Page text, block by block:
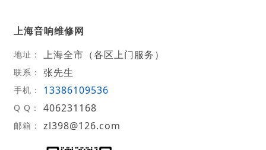
上海音响维修网
地址： 上海全市（各区上门服务）
联系： 张先生
手机： 13386109536
Q Q： 406231168
邮箱： zl398@126.com